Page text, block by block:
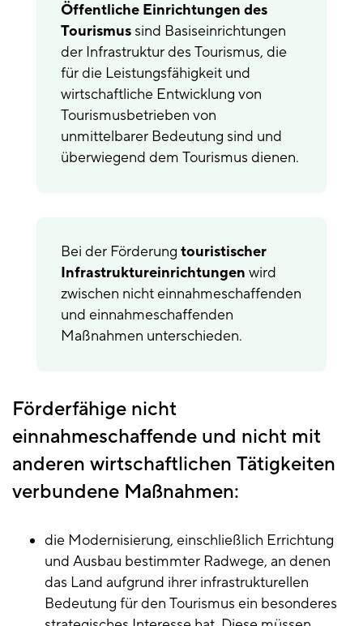
Öffentliche Einrichtungen des
Tourismus sind Basiseinrichtungen
der Infrastruktur des Tourismus, die
für die Leistungsfähigkeit und
wirtschaftliche Entwicklung von
Tourismusbetrieben von
unmittelbarer Bedeutung sind und
überwiegend dem Tourismus dienen.
Bei der Förderung touristischer
Infrastruktureinrichtungen wird
zwischen nicht einnahmeschaffenden
und einnahmeschaffenden
Maßnahmen unterschieden.
Förderfähige nicht
einnahmeschaffende und nicht mit
anderen wirtschaftlichen Tätigkeiten
verbundene Maßnahmen:
die Modernisierung, einschließlich Errichtung
und Ausbau bestimmter Radwege, an denen
das Land aufgrund ihrer infrastrukturellen
Bedeutung für den Tourismus ein besonderes